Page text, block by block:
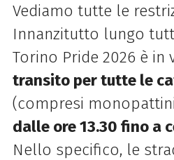
Vediamo tutte le
Innanzitutto lungo
Torino Pride 2026 è in
transito per tutte le
(compresi
dalle ore 13.30 fino a
Nello specifico, le